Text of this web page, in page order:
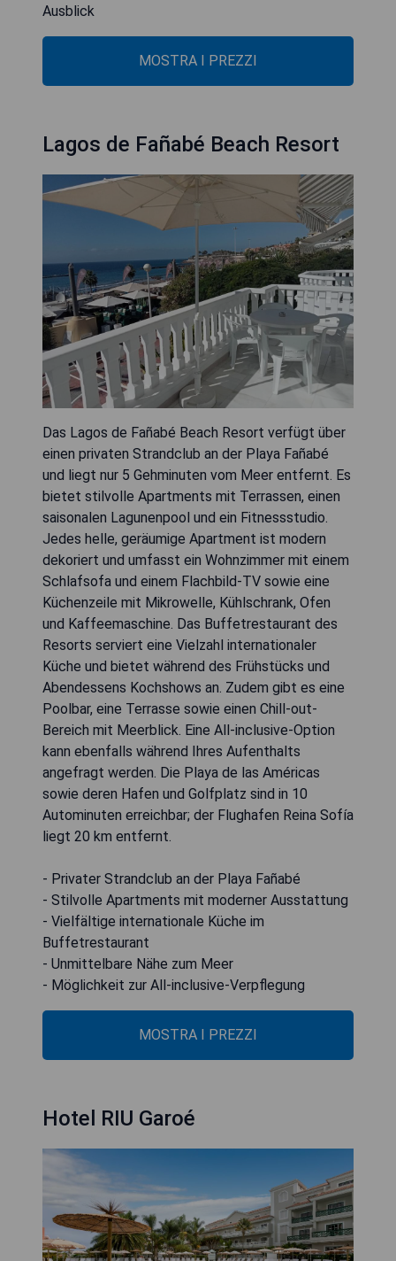
Ausblick
MOSTRA I PREZZI
Lagos de Fañabé Beach Resort
Das Lagos de Fañabé Beach Resort verfügt über
einen privaten Strandclub an der Playa Fañabé
und liegt nur 5 Gehminuten vom Meer entfernt. Es
bietet stilvolle Apartments mit Terrassen, einen
saisonalen Lagunenpool und ein Fitnessstudio.
Jedes helle, geräumige Apartment ist modern
dekoriert und umfasst ein Wohnzimmer mit einem
Schlafsofa und einem Flachbild-TV sowie eine
Küchenzeile mit Mikrowelle, Kühlschrank, Ofen
und Kaffeemaschine. Das Buffetrestaurant des
Resorts serviert eine Vielzahl internationaler
Küche und bietet während des Frühstücks und
Abendessens Kochshows an. Zudem gibt es eine
Poolbar, eine Terrasse sowie einen Chill-out-
Bereich mit Meerblick. Eine All-inclusive-Option
kann ebenfalls während Ihres Aufenthalts
angefragt werden. Die Playa de las Américas
sowie deren Hafen und Golfplatz sind in 10
Autominuten erreichbar; der Flughafen Reina Sofía
liegt 20 km entfernt.
- Privater Strandclub an der Playa Fañabé
- Stilvolle Apartments mit moderner Ausstattung
- Vielfältige internationale Küche im
Buffetrestaurant
- Unmittelbare Nähe zum Meer
- Möglichkeit zur All-inclusive-Verpflegung
MOSTRA I PREZZI
Hotel RIU Garoé